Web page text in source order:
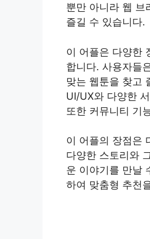
뿐만 아니라 웹 브
즐길 수 있습니다.
이 어플은 다양한
합니다. 사용자들
맞는 웹툰을 찾고
UI/UX와 다양한
또한 커뮤니티 기
이 어플의 장점은
다양한 스토리와
운 이야기를 만날
하여 맞춤형 추천